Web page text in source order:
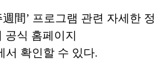
間’ 프로그램 관련 자세한 정
공식 홈페이지
서 확인할 수 있다.